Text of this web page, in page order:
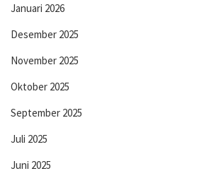
Januari 2026
Desember 2025
November 2025
Oktober 2025
September 2025
Juli 2025
Juni 2025